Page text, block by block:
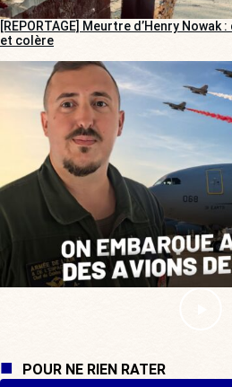
[REPORTAGE] Meurtre d’Henry
et colère
POUR NE RIEN RATER